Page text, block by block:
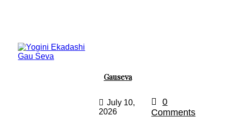
Gauseva
July 10,
2026
0
Comments